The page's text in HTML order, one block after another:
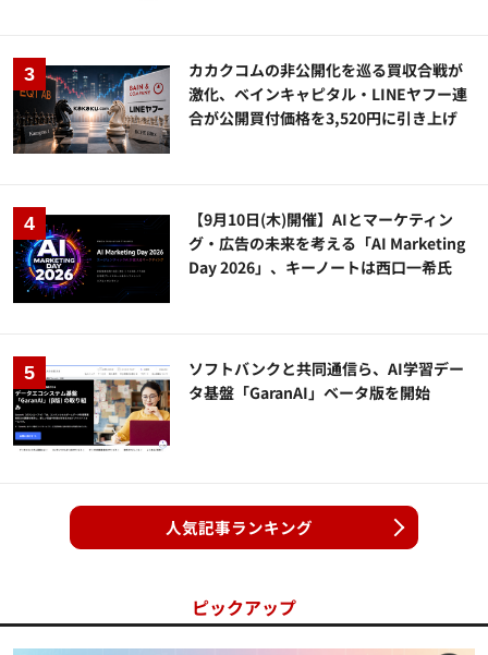
カカクコムの非公開化を巡る買収合戦が
激化、ベインキャピタル・LINEヤフー連
合が公開買付価格を3,520円に引き上げ
【9月10日(木)開催】AIとマーケティン
グ・広告の未来を考える「AI Marketing
Day 2026」、キーノートは西口一希氏
ソフトバンクと共同通信ら、AI学習デー
タ基盤「GaranAI」ベータ版を開始
人気記事ランキング
ピックアップ